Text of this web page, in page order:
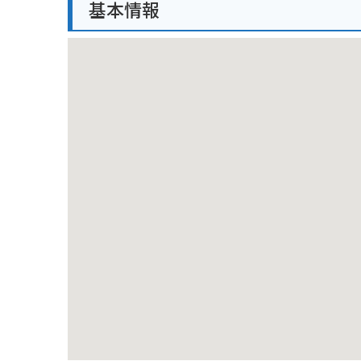
め注意が必要です。また、高原のため天候が変わり
基本情報